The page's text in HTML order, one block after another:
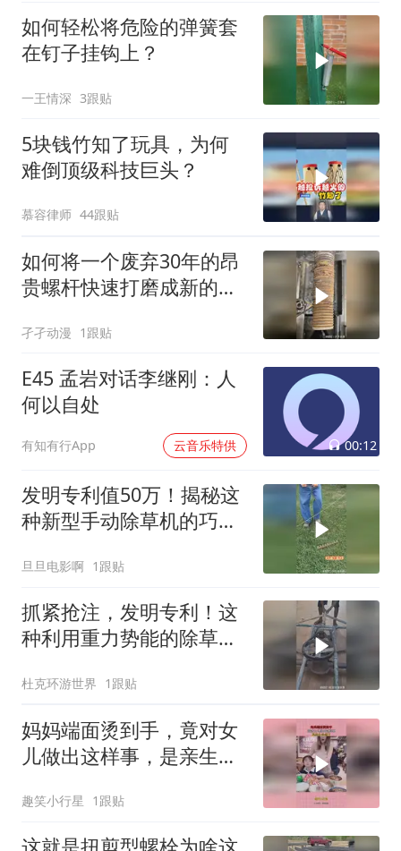
如何轻松将危险的弹簧套
在钉子挂钩上？
一王情深 3跟贴
5块钱竹知了玩具，为何
难倒顶级科技巨头？
慕容律师 44跟贴
如何将一个废弃30年的昂
贵螺杆快速打磨成新的螺
孑孑动漫 1跟贴
E45 孟岩对话李继刚：人
何以自处
有知有行App 云音乐特供 00:12
发明专利值50万！揭秘这
种新型手动除草机的巧妙
旦旦电影啊 1跟贴
抓紧抢注，发明专利！这
种利用重力势能的除草机
杜克环游世界 1跟贴
妈妈端面烫到手，竟对女
儿做出这样事，是亲生没
趣笑小行星 1跟贴